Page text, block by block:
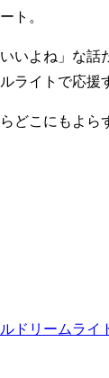
ト。
いよね」な話
ライトで応
どこにもよら
ドリームライ